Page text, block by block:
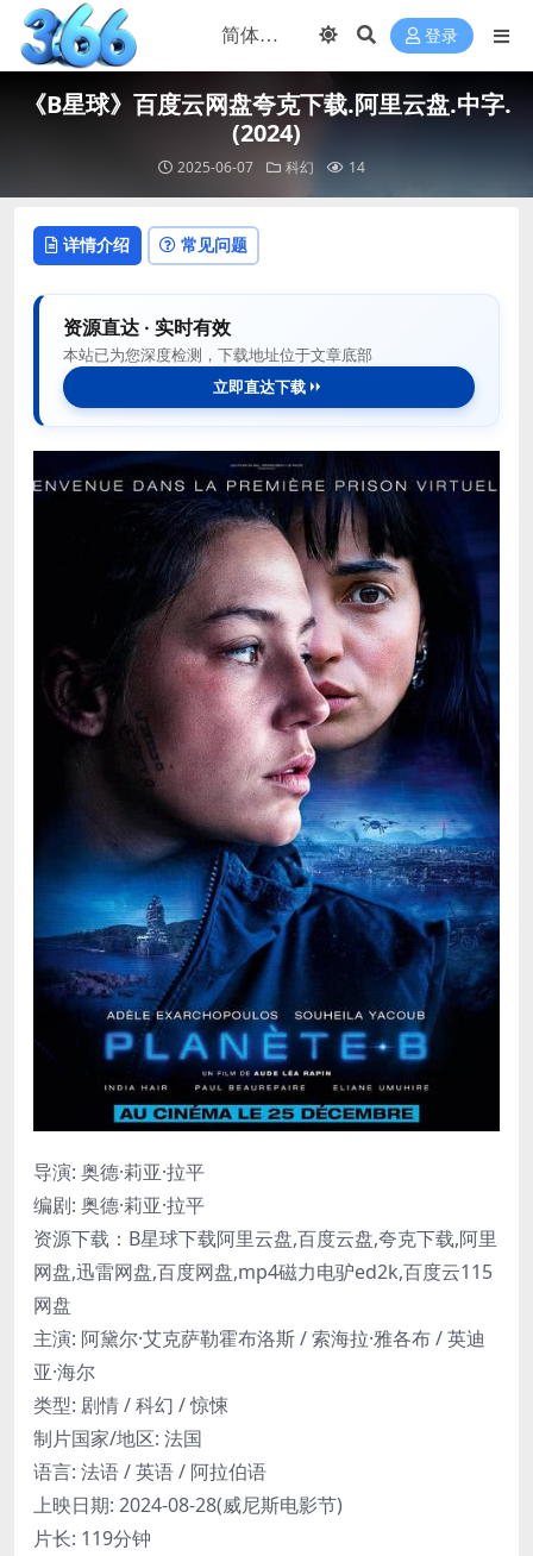
登录
《B星球》百度云网盘夸克下载.阿里云盘.中字.
(2024)
2025-06-07 科幻 14
详情介绍 常见问题
资源直达 · 实时有效
本站已为您深度检测，下载地址位于文章底部
立即直达下载
导演: 奥德·莉亚·拉平
编剧: 奥德·莉亚·拉平
资源下载：B星球下载阿里云盘,百度云盘,夸克下载,阿里
网盘,迅雷网盘,百度网盘,mp4磁力电驴ed2k,百度云115
网盘
主演: 阿黛尔·艾克萨勒霍布洛斯 / 索海拉·雅各布 / 英迪
亚·海尔
类型: 剧情 / 科幻 / 惊悚
制片国家/地区: 法国
语言: 法语 / 英语 / 阿拉伯语
上映日期: 2024-08-28(威尼斯电影节)
片长: 119分钟